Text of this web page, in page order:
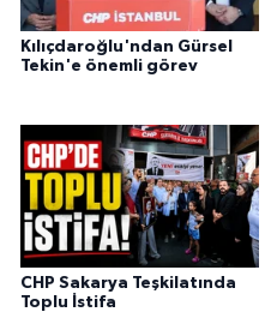
Kılıçdaroğlu'ndan Gürsel
Tekin'e önemli görev
CHP Sakarya Teşkilatında
Toplu İstifa